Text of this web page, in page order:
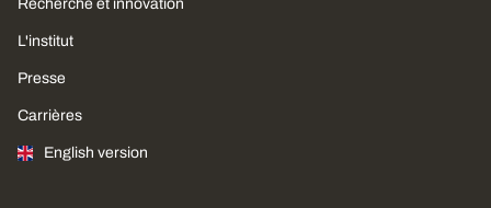
Recherche et innovation
L'institut
Presse
Carrières
English version